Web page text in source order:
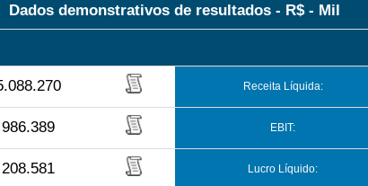
Dados demonstrativos de resultados - R$ - Mil
Receita Líquida:
986.389 EBIT:
208.581 Lucro Líquido: